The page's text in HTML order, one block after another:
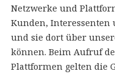
Netzwerke und
Kunden,
und sie dort über
können. Beim Aufruf
Plattformen gelten die